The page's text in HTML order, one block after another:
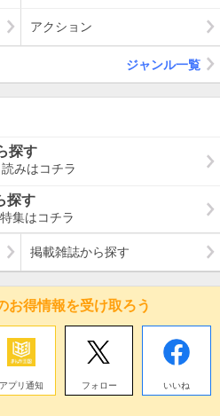
アクション
ジャンル一覧
探す
みはコチラ
探す
集はコチラ
掲載雑誌から探す
お得情報を受け取ろう
アプリ通知 フォロー いいね